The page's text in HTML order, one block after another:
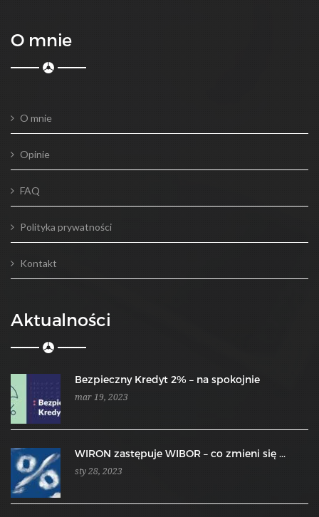
O mnie
O mnie
Opinie
FAQ
Polityka prywatności
Kontakt
Aktualności
Bezpieczny Kredyt 2% – na spokojnie
mar 19, 2023
WIRON zastępuje WIBOR – co zmieni się ...
sty 28, 2023